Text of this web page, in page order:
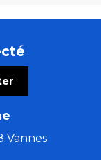
Vannes